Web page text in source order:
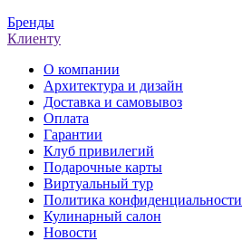
Бренды
Клиенту
О компании
Архитектура и дизайн
Доставка и самовывоз
Оплата
Гарантии
Клуб привилегий
Подарочные карты
Виртуальный тур
Политика конфиденциальности
Кулинарный салон
Новости